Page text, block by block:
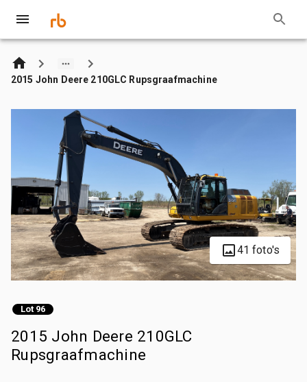
2015 John Deere 210GLC Rupsgraafmachine
41 foto's
Lot 96
2015 John Deere 210GLC
Rupsgraafmachine